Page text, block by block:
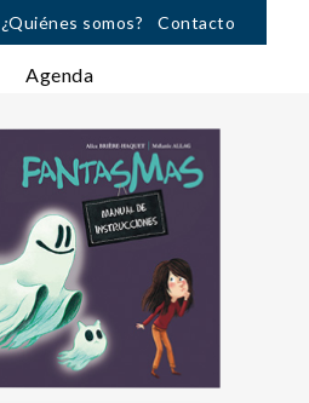
¿Quiénes somos? Contacto
Agenda